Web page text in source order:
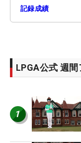
記録成績
LPGA公式 週
1